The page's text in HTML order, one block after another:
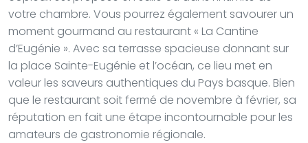
votre chambre. Vous pourrez également savourer un
moment gourmand au restaurant « La Cantine
d’Eugénie ». Avec sa terrasse spacieuse donnant sur
la place Sainte-Eugénie et l’océan, ce lieu met en
valeur les saveurs authentiques du Pays basque. Bien
que le restaurant soit fermé de novembre à février, sa
réputation en fait une étape incontournable pour les
amateurs de gastronomie régionale.